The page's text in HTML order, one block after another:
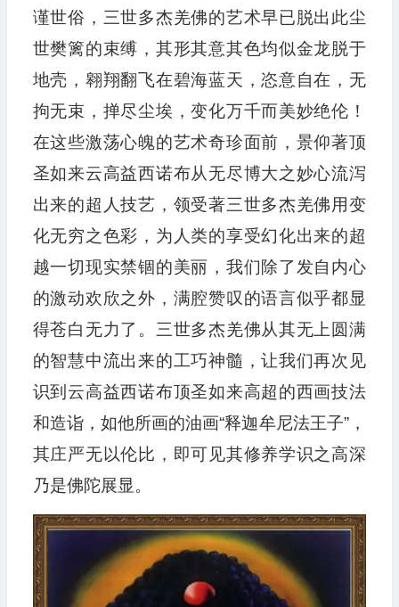
谨世俗，三世多杰羌佛的艺术早已脱出此尘
世樊篱的束缚，其形其意其色均似金龙脱于
地壳，翱翔翻飞在碧海蓝天，恣意自在，无
拘无束，掸尽尘埃，变化万千而美妙绝伦！
在这些激荡心魄的艺术奇珍面前，景仰著顶
圣如来云高益西诺布从无尽博大之妙心流泻
出来的超人技艺，领受著三世多杰羌佛用变
化无穷之色彩，为人类的享受幻化出来的超
越一切现实禁锢的美丽，我们除了发自内心
的激动欢欣之外，满腔赞叹的语言似乎都显
得苍白无力了。三世多杰羌佛从其无上圆满
的智慧中流出来的工巧神髓，让我们再次见
识到云高益西诺布顶圣如来高超的西画技法
和造诣，如他所画的油画“释迦牟尼法王子”，
其庄严无以伦比，即可见其修养学识之高深
乃是佛陀展显。